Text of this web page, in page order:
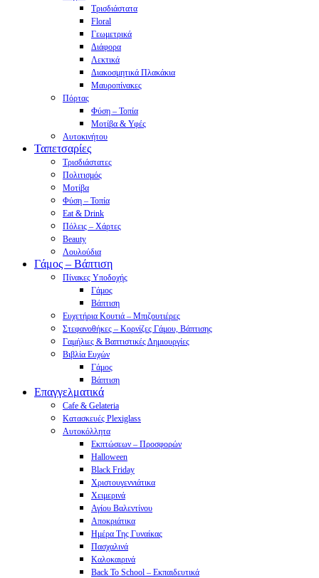
Τρισδιάστατα
Floral
Γεωμετρικά
Διάφορα
Λεκτικά
Διακοσμητικά Πλακάκια
Μαυροπίνακες
Πόρτας
Φύση – Τοπία
Μοτίβα & Υφές
Αυτοκινήτου
Ταπετσαρίες
Τρισδιάστατες
Πολιτισμός
Μοτίβα
Φύση – Τοπία
Eat & Drink
Πόλεις – Χάρτες
Beauty
Λουλούδια
Γάμος – Βάπτιση
Πίνακες Υποδοχής
Γάμος
Βάπτιση
Ευχετήρια Κουτιά – Μπιζουτιέρες
Στεφανοθήκες – Κορνίζες Γάμου, Βάπτισης
Γαμήλιες & Βαπτιστικές Δημιουργίες
Βιβλία Ευχών
Γάμος
Βάπτιση
Επαγγελματικά
Cafe & Gelateria
Κατασκευές Plexiglass
Αυτοκόλλητα
Εκπτώσεων – Προσφορών
Halloween
Black Friday
Χριστουγεννιάτικα
Χειμερινά
Αγίου Βαλεντίνου
Αποκριάτικα
Ημέρα Της Γυναίκας
Πασχαλινά
Καλοκαιρινά
Back To School – Εκπαιδευτικά